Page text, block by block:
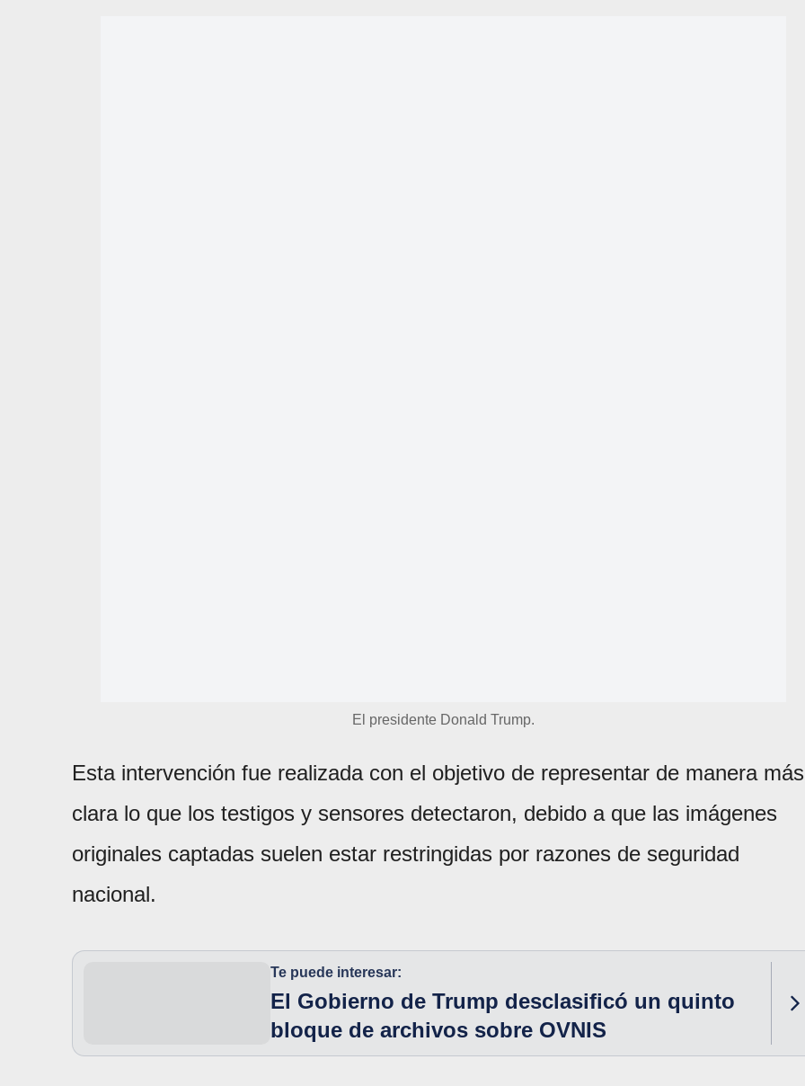
El presidente Donald Trump.
Esta intervención fue realizada con el objetivo de representar de manera más
clara lo que los testigos y sensores detectaron, debido a que las imágenes
originales captadas suelen estar restringidas por razones de seguridad
nacional.
Te puede interesar:
El Gobierno de Trump desclasificó un quinto
bloque de archivos sobre OVNIS